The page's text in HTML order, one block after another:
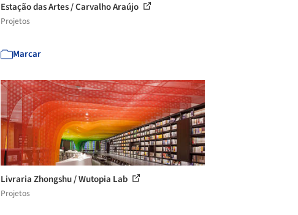
Estação das Artes / Carvalho Araújo
Projetos
Marcar
Livraria Zhongshu / Wutopia Lab
Projetos